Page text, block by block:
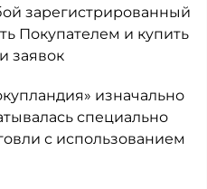
зарегистрированный
Покупателем и купить
заявок
изначально
специально
с использованием